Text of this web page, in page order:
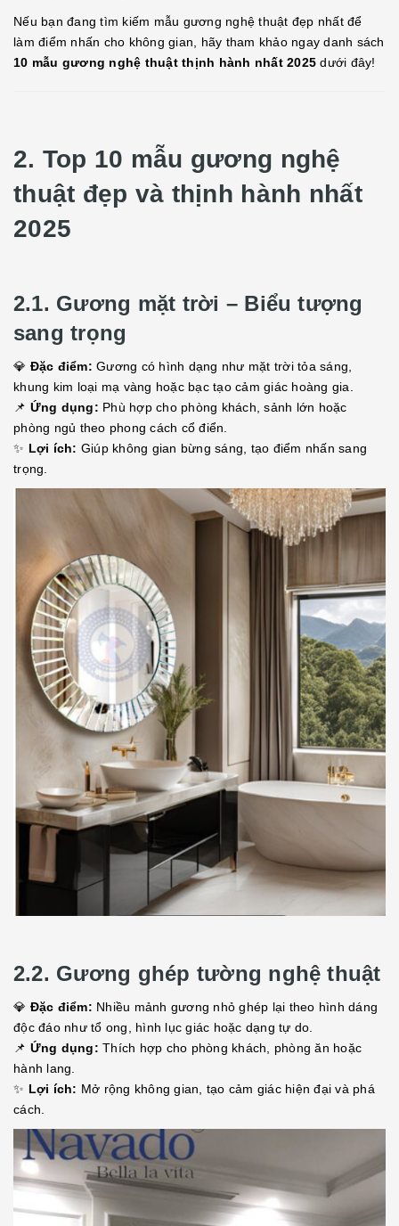
Nếu bạn đang tìm kiếm mẫu gương nghệ thuật đẹp nhất để
làm điểm nhấn cho không gian, hãy tham khảo ngay danh sách
10 mẫu gương nghệ thuật thịnh hành nhất 2025 dưới đây!
2. Top 10 mẫu gương nghệ
thuật đẹp và thịnh hành nhất
2025
2.1. Gương mặt trời – Biểu tượng
sang trọng
💎 Đặc điểm: Gương có hình dạng như mặt trời tỏa sáng,
khung kim loại mạ vàng hoặc bạc tạo cảm giác hoàng gia.
📌 Ứng dụng: Phù hợp cho phòng khách, sảnh lớn hoặc
phòng ngủ theo phong cách cổ điển.
✨ Lợi ích: Giúp không gian bừng sáng, tạo điểm nhấn sang
trọng.
2.2. Gương ghép tường nghệ thuật
💎 Đặc điểm: Nhiều mảnh gương nhỏ ghép lại theo hình dáng
độc đáo như tổ ong, hình lục giác hoặc dạng tự do.
📌 Ứng dụng: Thích hợp cho phòng khách, phòng ăn hoặc
hành lang.
✨ Lợi ích: Mở rộng không gian, tạo cảm giác hiện đại và phá
cách.